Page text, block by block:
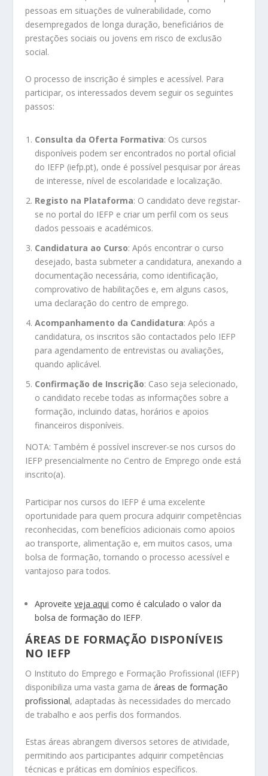
pessoas em situações de vulnerabilidade, como
desempregados de longa duração, beneficiários de
prestações sociais ou jovens em risco de exclusão
social.
O processo de inscrição é simples e acessível. Para
participar, os interessados devem seguir os seguintes
passos:
Consulta da Oferta Formativa: Os cursos
disponíveis podem ser encontrados no portal oficial
do IEFP (iefp.pt), onde é possível pesquisar por áreas
de interesse, nível de escolaridade e localização.
Registo na Plataforma: O candidato deve registar-
se no portal do IEFP e criar um perfil com os seus
dados pessoais e académicos.
Candidatura ao Curso: Após encontrar o curso
desejado, basta submeter a candidatura, anexando a
documentação necessária, como identificação,
comprovativo de habilitações e, em alguns casos,
uma declaração do centro de emprego.
Acompanhamento da Candidatura: Após a
candidatura, os inscritos são contactados pelo IEFP
para agendamento de entrevistas ou avaliações,
quando aplicável.
Confirmação de Inscrição: Caso seja selecionado,
o candidato recebe todas as informações sobre a
formação, incluindo datas, horários e apoios
financeiros disponíveis.
NOTA: Também é possível inscrever-se nos cursos do
IEFP presencialmente no Centro de Emprego onde está
inscrito(a).
Participar nos cursos do IEFP é uma excelente
oportunidade para quem procura adquirir competências
reconhecidas, com benefícios adicionais como apoios
ao transporte, alimentação e, em muitos casos, uma
bolsa de formação, tornando o processo acessível e
vantajoso para todos.
Aproveiteveja aqui como é calculado o valor da
bolsa de formação do IEFP.
ÁREAS DE FORMAÇÃO DISPONÍVEIS
NO IEFP
O Instituto do Emprego e Formação Profissional (IEFP)
disponibiliza uma vasta gama deáreas de formação
profissional, adaptadas às necessidades do mercado
de trabalho e aos perfis dos formandos.
Estas áreas abrangem diversos setores de atividade,
permitindo aos participantes adquirir competências
técnicas e práticas em domínios específicos.